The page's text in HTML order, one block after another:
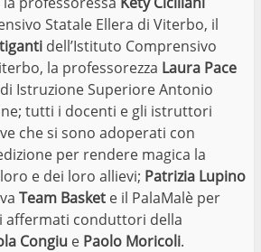
Statale Ellera di Viterbo, il
dell’Istituto Comprensivo
la professorezza Laura Pace
Istruzione Superiore Antonio
tutti i docenti e gli istruttori
che si sono adoperati con
per rendere magica la
e dei loro allievi; Patrizia Lupino
Team Basket e il PalaMalè per
affermati conduttori della
Congiu e Paolo Moricoli.